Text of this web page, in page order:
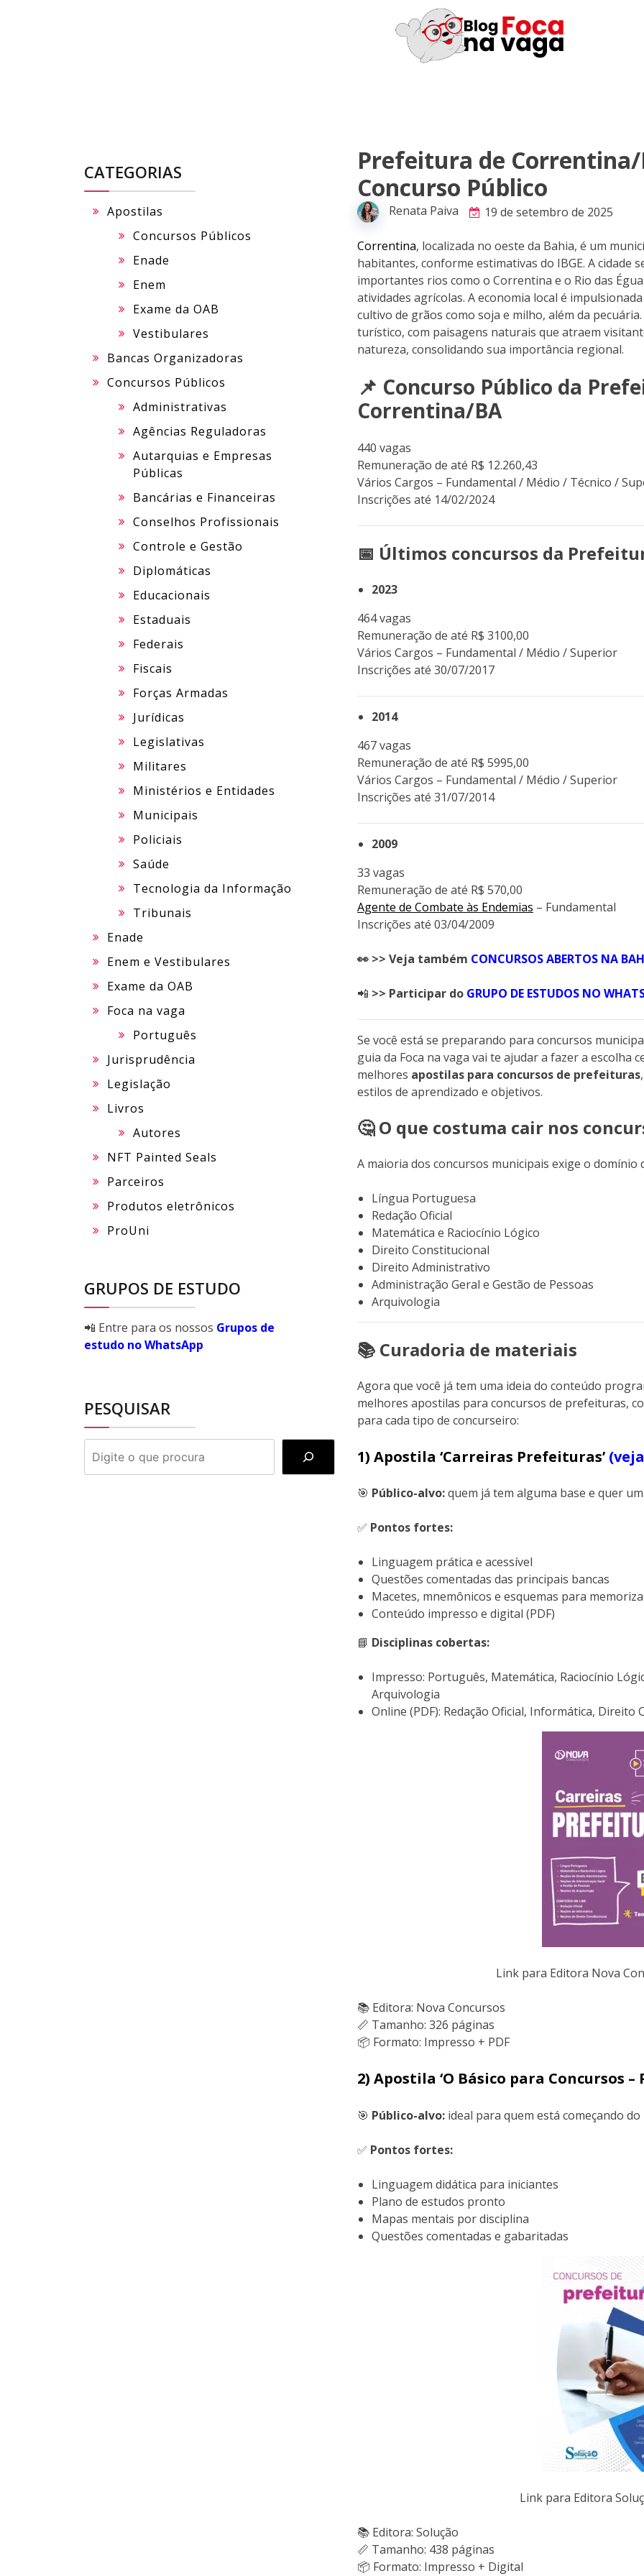
Prefeitura de
Concurso Público
Renata Paiva 19 de setembro de 2025
Correntina, localizada no oeste da Bahia, é um
habitantes, conforme estimativas do IBGE. A cidade
importantes rios como o Correntina e o Rio das
atividades agrícolas. A economia local é
cultivo de grãos como soja e milho, além da
turístico, com paisagens naturais que atraem
natureza, consolidando sua importância regional.
📌 Concurso Público da
Correntina/BA
440 vagas
Remuneração de até R$ 12.260,43
Vários Cargos – Fundamental / Médio / Técnico /
Inscrições até 14/02/2024
📅 Últimos concursos da
2023
464 vagas
Remuneração de até R$ 3100,00
Vários Cargos – Fundamental / Médio / Superior
Inscrições até 30/07/2017
2014
467 vagas
Remuneração de até R$ 5995,00
Vários Cargos – Fundamental / Médio / Superior
Inscrições até 31/07/2014
2009
33 vagas
Remuneração de até R$ 570,00
Agente de Combate às Endemias – Fundamental
Inscrições até 03/04/2009
👀 >> Veja também CONCURSOS ABERTOS NA
📲 >> Participar do GRUPO DE ESTUDOS NO
Se você está se preparando para concursos
guia da Foca na vaga vai te ajudar a fazer a escolha
melhores apostilas para concursos de prefeituras
estilos de aprendizado e objetivos.
🤔 O que costuma cair nos
A maioria dos concursos municipais exige o domínio
Língua Portuguesa
Redação Oficial
Matemática e Raciocínio Lógico
Direito Constitucional
Direito Administrativo
Administração Geral e Gestão de Pessoas
Arquivologia
📚 Curadoria de materiais
Agora que você já tem uma ideia do conteúdo
melhores apostilas para concursos de prefeituras,
para cada tipo de concurseiro:
1) Apostila ‘Carreiras Prefeituras’
🎯 Público-alvo:quem já tem alguma base e quer
✅ Pontos fortes:
Linguagem prática e acessível
Questões comentadas das principais bancas
Macetes, mnemônicos e esquemas para
Conteúdo impresso e digital (PDF)
📘 Disciplinas cobertas:
Impresso: Português, Matemática, Raciocínio
Arquivologia
Online (PDF): Redação Oficial, Informática, Direito
Link para Editora Nova
📚 Editora: Nova Concursos
📏 Tamanho: 326 páginas
📦 Formato: Impresso + PDF
2) Apostila ‘O Básico para Concursos
🎯 Público-alvo: ideal para quem está começando
✅ Pontos fortes:
Linguagem didática para iniciantes
Plano de estudos pronto
Mapas mentais por disciplina
Questões comentadas e gabaritadas
Link para Editora
📚 Editora: Solução
📏 Tamanho: 438 páginas
📦 Formato: Impresso + Digital
CATEGORIAS
Apostilas
Concursos Públicos
Enade
Enem
Exame da OAB
Vestibulares
Bancas Organizadoras
Concursos Públicos
Administrativas
Agências Reguladoras
Autarquias e Empresas
Públicas
Bancárias e Financeiras
Conselhos Profissionais
Controle e Gestão
Diplomáticas
Educacionais
Estaduais
Federais
Fiscais
Forças Armadas
Jurídicas
Legislativas
Militares
Ministérios e Entidades
Municipais
Policiais
Saúde
Tecnologia da Informação
Tribunais
Enade
Enem e Vestibulares
Exame da OAB
Foca na vaga
Português
Jurisprudência
Legislação
Livros
Autores
NFT Painted Seals
Parceiros
Produtos eletrônicos
ProUni
GRUPOS DE ESTUDO
📲 Entre para os nossos Grupos de
estudo no WhatsApp
PESQUISAR
PESQUISAR